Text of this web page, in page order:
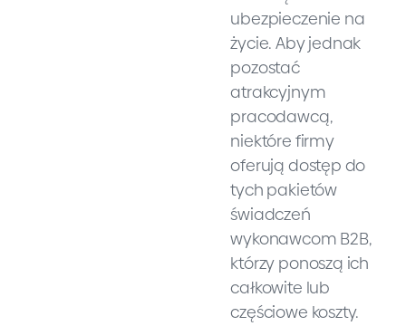
ubezpieczenie na
życie. Aby jednak
pozostać
atrakcyjnym
pracodawcą,
niektóre firmy
oferują dostęp do
tych pakietów
świadczeń
wykonawcom B2B,
którzy ponoszą ich
całkowite lub
częściowe koszty.